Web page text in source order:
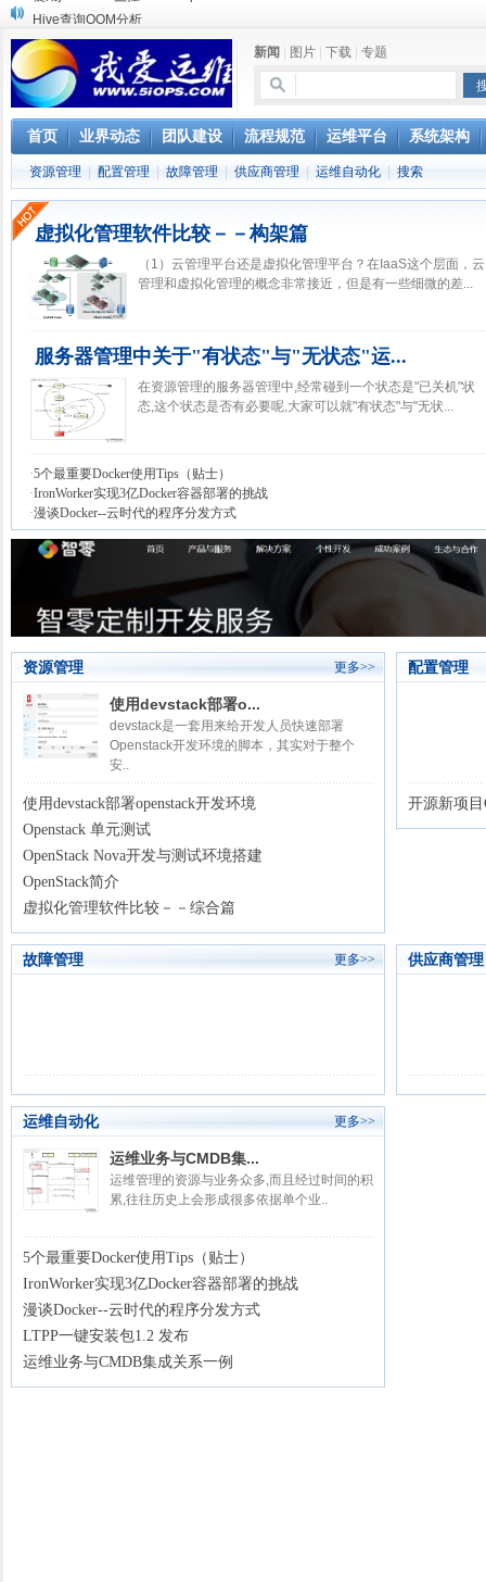
Hive查询OOM分析
浅解Facebook的服务器架构
一淘网后面的技术与架构
实现多个无线AP桥接，扩大家庭WIFI覆盖
Linux下系统或服务排障的最佳实践
云计算平台管理的三大利器Nagios、Ganglia和Splunk
服务器遭黑客入侵导致网络流量异常的排查分析
复杂网络架构导致的诡异网络问题排查分享
Percona Playback 0.3 development release
使用jmx client监控activemq
新闻 图片 下载 专题
首页 业界动态 团队建设 流程规范 运维平台 系统架构
资源管理 配置管理 故障管理 供应商管理 运维自动化 搜索
虚拟化管理软件比较－－构架篇
（1）云管理平台还是虚拟化管理平台？在IaaS这个层面，云
管理和虚拟化管理的概念非常接近，但是有一些细微的差...
服务器管理中关于"有状态"与"无状态"运...
在资源管理的服务器管理中,经常碰到一个状态是"已关机"状
态,这个状态是否有必要呢,大家可以就"有状态"与"无状...
·5个最重要Docker使用Tips（贴士）
·IronWorker实现3亿Docker容器部署的挑战
·漫谈Docker--云时代的程序分发方式
资源管理 更多>>
使用devstack部署o...
devstack是一套用来给开发人员快速部署
Openstack开发环境的脚本，其实对于整个
安..
使用devstack部署openstack开发环境
Openstack 单元测试
OpenStack Nova开发与测试环境搭建
OpenStack简介
虚拟化管理软件比较－－综合篇
配置管理
开源新项
故障管理 更多>> 供应商管理
运维自动化 更多>>
运维业务与CMDB集...
运维管理的资源与业务众多,而且经过时间的积
累,往往历史上会形成很多依据单个业..
5个最重要Docker使用Tips（贴士）
IronWorker实现3亿Docker容器部署的挑战
漫谈Docker--云时代的程序分发方式
LTPP一键安装包1.2 发布
运维业务与CMDB集成关系一例